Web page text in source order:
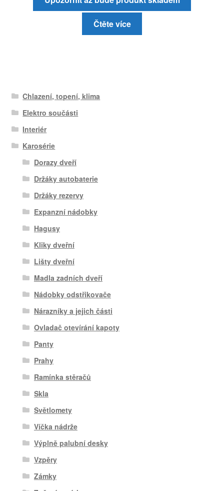
Čtěte více
Chlazení, topení, klima
Elektro součásti
Interiér
Karosérie
Dorazy dveří
Držáky autobaterie
Držáky rezervy
Expanzní nádobky
Hagusy
Kliky dveřní
Lišty dveřní
Madla zadních dveří
Nádobky odstřikovače
Nárazníky a jejich části
Ovladač otevírání kapoty
Panty
Prahy
Ramínka stěračů
Skla
Světlomety
Víčka nádrže
Výplně palubní desky
Vzpěry
Zámky